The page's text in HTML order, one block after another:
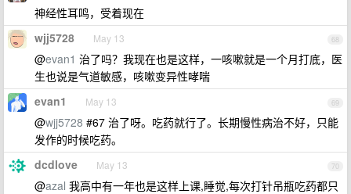
神经性耳鸣，受着现在
68
wjj5728 May 13
@evan1 治了吗？我现在也是这样，一咳嗽就是一个月打底，医
生也说是气道敏感，咳嗽变异性哮喘
69
evan1 May 13
@wjj5728 #67 治了呀。吃药就行了。长期慢性病治不好，只能
发作的时候吃药。
70
dcdlove May 13
@azal 我高中有一年也是这样上课,睡觉,每次打针吊瓶吃药都只